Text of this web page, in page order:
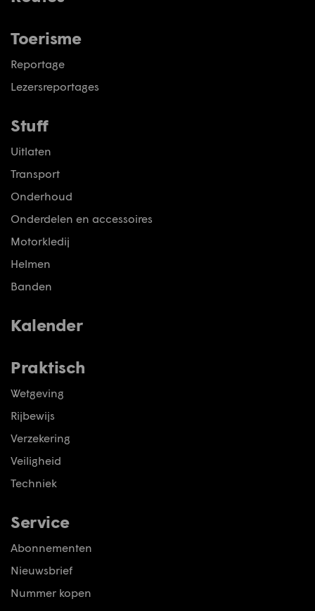
Toerisme
Reportage
Lezersreportages
Stuff
Uitlaten
Transport
Onderhoud
Onderdelen en accessoires
Motorkledij
Helmen
Banden
Kalender
Praktisch
Wetgeving
Rijbewijs
Verzekering
Veiligheid
Techniek
Service
Abonnementen
Nieuwsbrief
Nummer kopen